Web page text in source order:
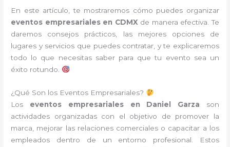
En este artículo, te mostraremos cómo puedes organizar
eventos empresariales en CDMX de manera efectiva. Te
daremos consejos prácticos, las mejores opciones de
lugares y servicios que puedes contratar, y te explicaremos
todo lo que necesitas saber para que tu evento sea un
éxito rotundo.
¿Qué Son los Eventos Empresariales?
Los eventos empresariales en Daniel Garza son
actividades organizadas con el objetivo de promover la
marca, mejorar las relaciones comerciales o capacitar a los
empleados dentro de un entorno profesional. Estos